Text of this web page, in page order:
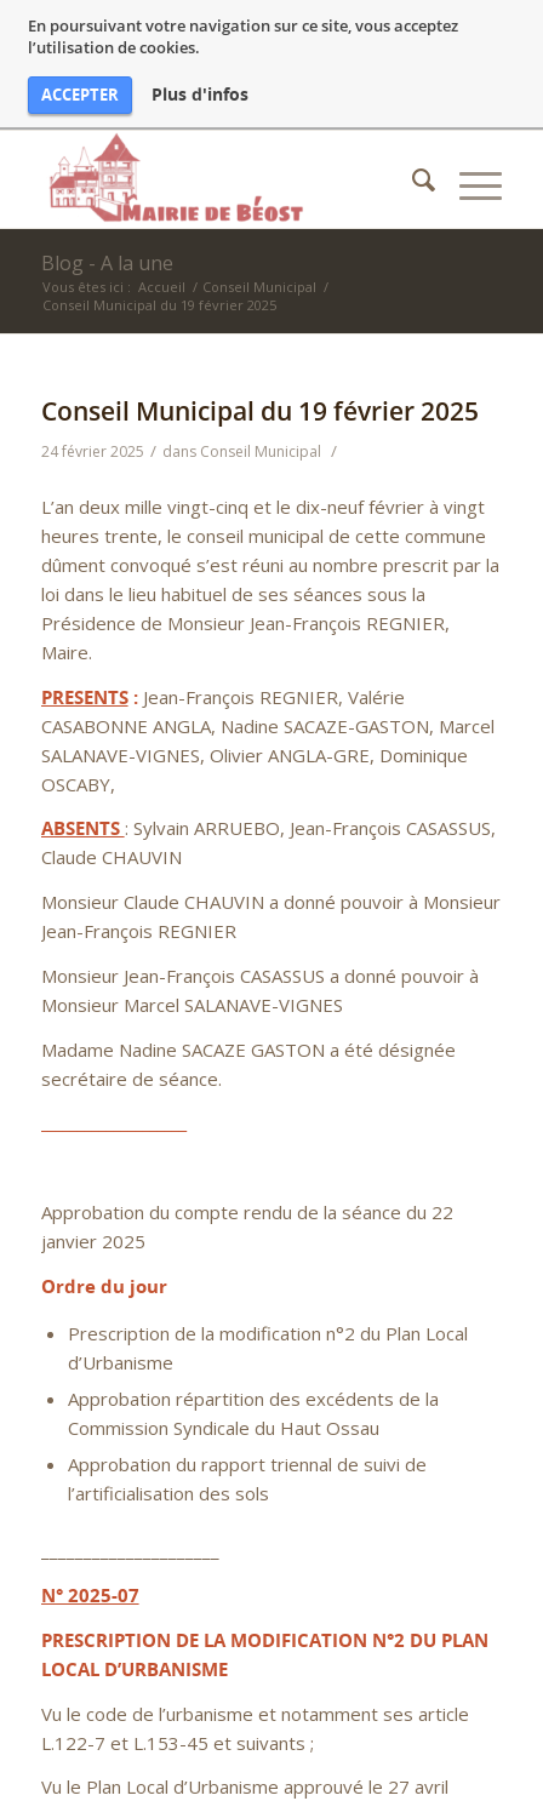
En poursuivant votre navigation sur ce site, vous acceptez
l’utilisation de cookies.
ACCEPTER Plus d'infos
Blog - A la une
Vous êtes ici : Accueil / Conseil Municipal /
Conseil Municipal du 19 février 2025
Conseil Municipal du 19 février 2025
24 février 2025 / dans Conseil Municipal /
L’an deux mille vingt-cinq et le dix-neuf février à vingt
heures trente, le conseil municipal de cette commune
dûment convoqué s’est réuni au nombre prescrit par la
loi dans le lieu habituel de ses séances sous la
Présidence de Monsieur Jean-François REGNIER,
Maire.
PRESENTS: Jean-François REGNIER, Valérie
CASABONNE ANGLA, Nadine SACAZE-GASTON, Marcel
SALANAVE-VIGNES, Olivier ANGLA-GRE, Dominique
OSCABY,
ABSENTS : Sylvain ARRUEBO, Jean-François CASASSUS,
Claude CHAUVIN
Monsieur Claude CHAUVIN a donné pouvoir à Monsieur
Jean-François REGNIER
Monsieur Jean-François CASASSUS a donné pouvoir à
Monsieur Marcel SALANAVE-VIGNES
Madame Nadine SACAZE GASTON a été désignée
secrétaire de séance.
Approbation du compte rendu de la séance du 22
janvier 2025
Ordre du jour
Prescription de la modification n°2 du Plan Local
d’Urbanisme
Approbation répartition des excédents de la
Commission Syndicale du Haut Ossau
Approbation du rapport triennal de suivi de
l’artificialisation des sols
N° 2025-07
PRESCRIPTION DE LA MODIFICATION N°2 DU PLAN
LOCAL D’URBANISME
Vu le code de l’urbanisme et notamment ses article
L.122-7 et L.153-45 et suivants ;
Vu le Plan Local d’Urbanisme approuvé le 27 avril